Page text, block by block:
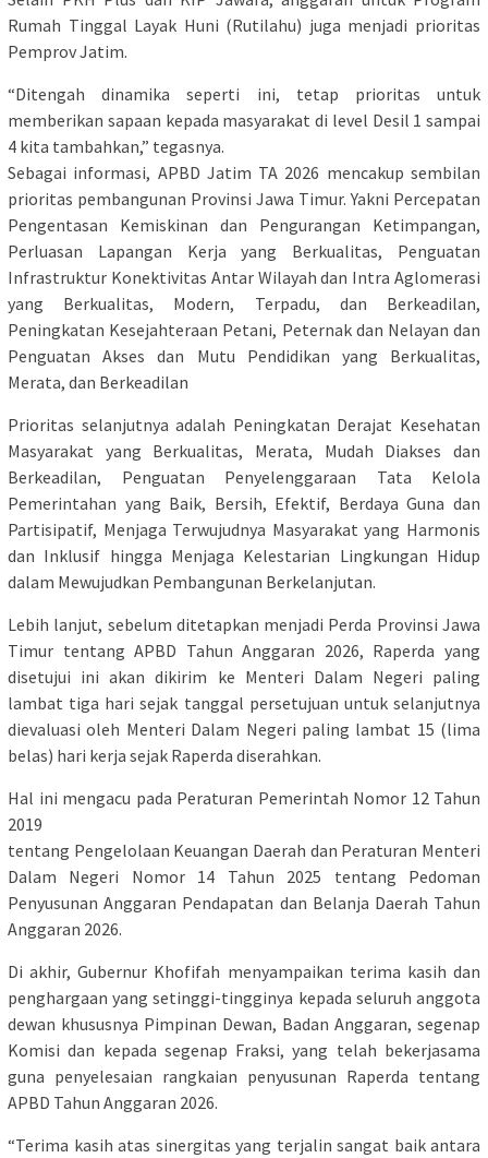
Rumah Tinggal Layak Huni (Rutilahu) juga menjadi prioritas
Pemprov Jatim.
“Ditengah dinamika seperti ini, tetap prioritas untuk
memberikan sapaan kepada masyarakat di level Desil 1 sampai
4 kita tambahkan,” tegasnya.
Sebagai informasi, APBD Jatim TA 2026 mencakup sembilan
prioritas pembangunan Provinsi Jawa Timur. Yakni Percepatan
Pengentasan Kemiskinan dan Pengurangan Ketimpangan,
Perluasan Lapangan Kerja yang Berkualitas, Penguatan
Infrastruktur Konektivitas Antar Wilayah dan Intra Aglomerasi
yang Berkualitas, Modern, Terpadu, dan Berkeadilan,
Peningkatan Kesejahteraan Petani, Peternak dan Nelayan dan
Penguatan Akses dan Mutu Pendidikan yang Berkualitas,
Merata, dan Berkeadilan
Prioritas selanjutnya adalah Peningkatan Derajat Kesehatan
Masyarakat yang Berkualitas, Merata, Mudah Diakses dan
Berkeadilan, Penguatan Penyelenggaraan Tata Kelola
Pemerintahan yang Baik, Bersih, Efektif, Berdaya Guna dan
Partisipatif, Menjaga Terwujudnya Masyarakat yang Harmonis
dan Inklusif hingga Menjaga Kelestarian Lingkungan Hidup
dalam Mewujudkan Pembangunan Berkelanjutan.
Lebih lanjut, sebelum ditetapkan menjadi Perda Provinsi Jawa
Timur tentang APBD Tahun Anggaran 2026, Raperda yang
disetujui ini akan dikirim ke Menteri Dalam Negeri paling
lambat tiga hari sejak tanggal persetujuan untuk selanjutnya
dievaluasi oleh Menteri Dalam Negeri paling lambat 15 (lima
belas) hari kerja sejak Raperda diserahkan.
Hal ini mengacu pada Peraturan Pemerintah Nomor 12 Tahun
2019
tentang Pengelolaan Keuangan Daerah dan Peraturan Menteri
Dalam Negeri Nomor 14 Tahun 2025 tentang Pedoman
Penyusunan Anggaran Pendapatan dan Belanja Daerah Tahun
Anggaran 2026.
Di akhir, Gubernur Khofifah menyampaikan terima kasih dan
penghargaan yang setinggi-tingginya kepada seluruh anggota
dewan khususnya Pimpinan Dewan, Badan Anggaran, segenap
Komisi dan kepada segenap Fraksi, yang telah bekerjasama
guna penyelesaian rangkaian penyusunan Raperda tentang
APBD Tahun Anggaran 2026.
“Terima kasih atas sinergitas yang terjalin sangat baik antara